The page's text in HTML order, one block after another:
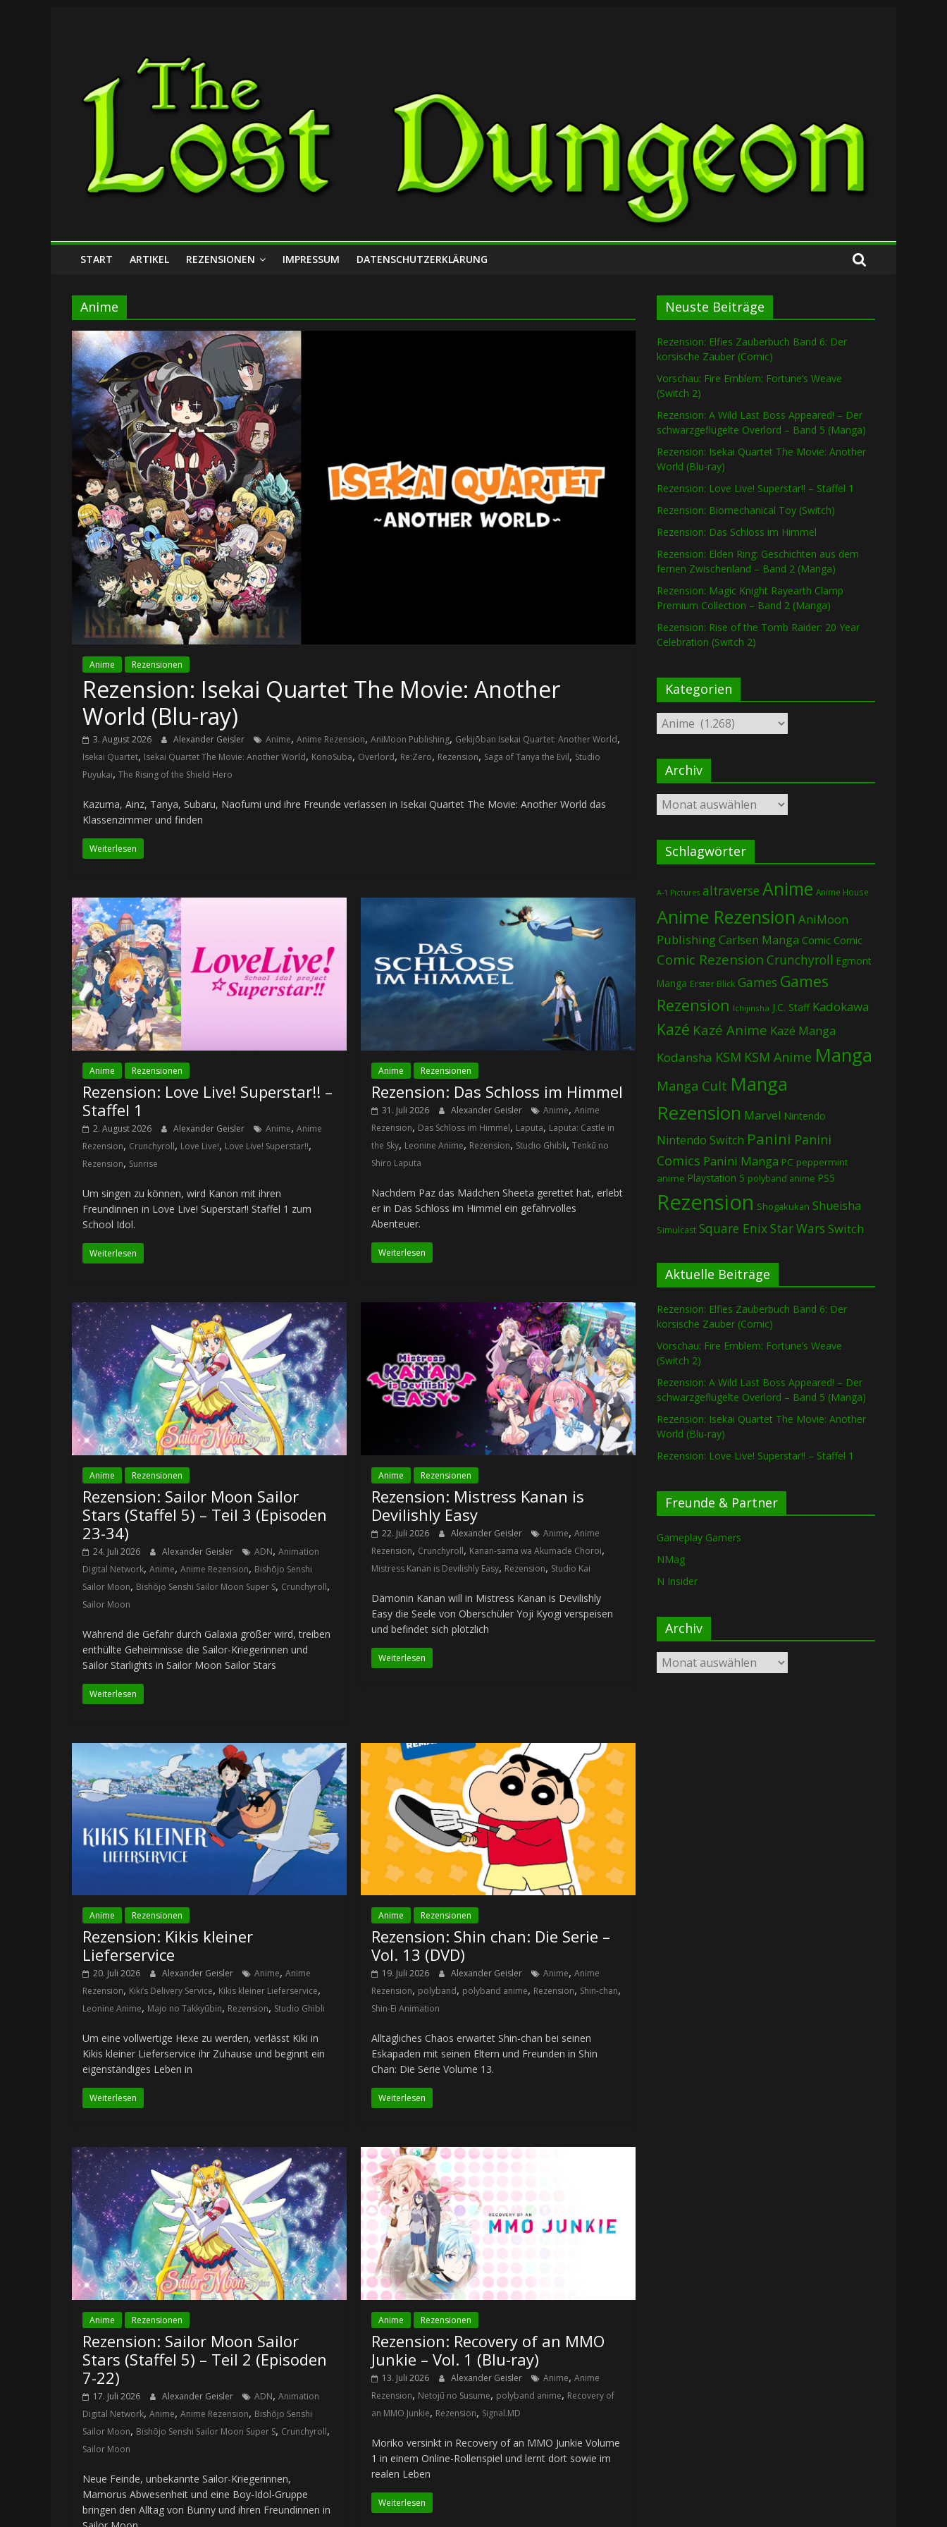
Lost
Dungeon
START ARTIKEL REZENSIONEN IMPRESSUM DATENSCHUTZERKLÄRUNG
Anime
Anime Rezensionen
Rezension: Isekai Quartet The Movie: Another
World (Blu-ray)
3. August 2026 Alexander Geisler Anime, Anime Rezension, AniMoon Publishing, Gekijōban Isekai Quartet: Another World,
Isekai Quartet, Isekai Quartet The Movie: Another World, KonoSuba, Overlord, Re:Zero, Rezension, Saga of Tanya the Evil, Studio
Puyukai, The Rising of the Shield Hero
Kazuma, Ainz, Tanya, Subaru, Naofumi und ihre Freunde verlassen in Isekai Quartet The Movie: Another World das
Klassenzimmer und finden
Weiterlesen
Anime Rezensionen
Rezension: Love Live! Superstar!! –
Staffel 1
2. August 2026 Alexander Geisler Anime, Anime
Rezension, Crunchyroll, Love Live!, Love Live! Superstar!!,
Rezension, Sunrise
Um singen zu können, wird Kanon mit ihren
Freundinnen in Love Live! Superstar!! Staffel 1 zum
School Idol.
Weiterlesen
Anime Rezensionen
Rezension: Das Schloss im Himmel
31. Juli 2026 Alexander Geisler Anime,Anime
Rezension, Das Schloss im Himmel, Laputa, Laputa: Castle in
the Sky, Leonine Anime, Rezension, Studio Ghibli,Tenkū no
Shiro Laputa
Nachdem Paz das Mädchen Sheeta gerettet hat, erlebt
er in Das Schloss im Himmel ein gefahrvolles
Abenteuer.
Weiterlesen
Anime Rezensionen
Rezension: Sailor Moon Sailor
Stars (Staffel 5) – Teil 3 (Episoden
23-34)
24. Juli 2026 Alexander Geisler ADN, Animation
Digital Network, Anime, Anime Rezension, Bishōjo Senshi
Sailor Moon, Bishōjo Senshi Sailor Moon Super S, Crunchyroll,
Sailor Moon
Während die Gefahr durch Galaxia größer wird, treiben
enthüllte Geheimnisse die Sailor-Kriegerinnen und
Sailor Starlights in Sailor Moon Sailor Stars
Weiterlesen
Anime Rezensionen
Rezension: Mistress Kanan is
Devilishly Easy
22. Juli 2026 Alexander Geisler Anime,Anime
Rezension, Crunchyroll, Kanan-sama wa Akumade Choroi,
Mistress Kanan is Devilishly Easy, Rezension, Studio Kai
Dämonin Kanan will in Mistress Kanan is Devilishly
Easy die Seele von Oberschüler Yoji Kyogi verspeisen
und befindet sich plötzlich
Weiterlesen
Anime Rezensionen
Rezension: Kikis kleiner
Lieferservice
20. Juli 2026 Alexander Geisler Anime, Anime
Rezension, Kiki’s Delivery Service, Kikis kleiner Lieferservice,
Leonine Anime, Majo no Takkyūbin, Rezension, Studio Ghibli
Um eine vollwertige Hexe zu werden, verlässt Kiki in
Kikis kleiner Lieferservice ihr Zuhause und beginnt ein
eigenständiges Leben in
Weiterlesen
Anime Rezensionen
Rezension: Shin chan: Die Serie –
Vol. 13 (DVD)
19. Juli 2026 Alexander Geisler Anime,Anime
Rezension, polyband, polyband anime, Rezension, Shin-chan,
Shin-Ei Animation
Alltägliches Chaos erwartet Shin-chan bei seinen
Eskapaden mit seinen Eltern und Freunden in Shin
Chan: Die Serie Volume 13.
Weiterlesen
Anime Rezensionen
Rezension: Sailor Moon Sailor
Stars (Staffel 5) – Teil 2 (Episoden
7-22)
17. Juli 2026 Alexander Geisler ADN, Animation
Digital Network, Anime, Anime Rezension, Bishōjo Senshi
Sailor Moon, Bishōjo Senshi Sailor Moon Super S, Crunchyroll,
Sailor Moon
Neue Feinde, unbekannte Sailor-Kriegerinnen,
Mamorus Abwesenheit und eine Boy-Idol-Gruppe
bringen den Alltag von Bunny und ihren Freundinnen in
Anime Rezensionen
Rezension: Recovery of an MMO
Junkie – Vol. 1 (Blu-ray)
13. Juli 2026 Alexander Geisler Anime,Anime
Rezension, Netojū no Susume, polyband anime, Recovery of
an MMO Junkie, Rezension, Signal.MD
Moriko versinkt in Recovery of an MMO Junkie Volume
1 in einem Online-Rollenspiel und lernt dort sowie im
realen Leben
Weiterlesen
Neuste Beiträge
Rezension: Elfies Zauberbuch Band 6: Der
korsische Zauber (Comic)
Vorschau: Fire Emblem: Fortune’s Weave
(Switch 2)
Rezension: A Wild Last Boss Appeared! – Der
schwarzgeflügelte Overlord – Band 5 (Manga)
Rezension: Isekai Quartet The Movie: Another
World (Blu-ray)
Rezension: Love Live! Superstar!! – Staffel 1
Rezension: Biomechanical Toy (Switch)
Rezension: Das Schloss im Himmel
Rezension: Elden Ring: Geschichten aus dem
fernen Zwischenland – Band 2 (Manga)
Rezension: Magic Knight Rayearth Clamp
Premium Collection – Band 2 (Manga)
Rezension: Rise of the Tomb Raider: 20 Year
Celebration (Switch 2)
Kategorien
Kategorien
Archiv
Archiv
Schlagwörter
A-1 Pictures altraverse Anime Anime House
Anime Rezension AniMoon
PublishingCarlsen Manga Comic Comic
Comic Rezension Crunchyroll Egmont
Manga Erster Blick Games Games
Rezension Ichijinsha J.C. Staff Kadokawa
Kazé Kazé Anime Kazé Manga
Kodansha KSM KSM Anime Manga
Manga Cult Manga
Rezension Marvel Nintendo
Nintendo Switch Panini Panini
Comics Panini Manga PC peppermint
anime Playstation 5 polyband anime PS5
Rezension Shogakukan Shueisha
Simulcast Square EnixStar Wars Switch
Aktuelle Beiträge
Rezension: Elfies Zauberbuch Band 6: Der
korsische Zauber (Comic)
Vorschau: Fire Emblem: Fortune’s Weave
(Switch 2)
Rezension: A Wild Last Boss Appeared! – Der
schwarzgeflügelte Overlord – Band 5 (Manga)
Rezension: Isekai Quartet The Movie: Another
World (Blu-ray)
Rezension: Love Live! Superstar!! – Staffel 1
Freunde & Partner
Gameplay Gamers
NMag
N Insider
Archiv
Archiv